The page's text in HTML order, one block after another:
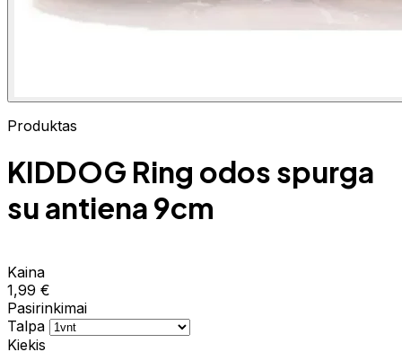
Produktas
KIDDOG Ring odos spurga
su antiena 9cm
Kaina
1,99 €
Pasirinkimai
Talpa
Kiekis